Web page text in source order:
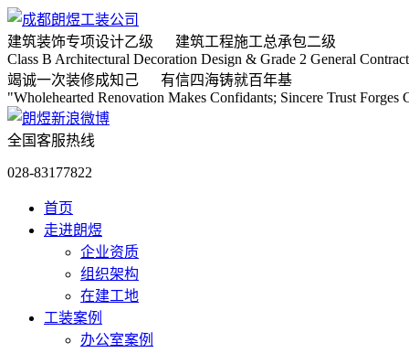
建筑装饰专项设计乙级 建筑工程施工总承包二级
Class B Architectural Decoration Design & Grade 2 General
竭诚一次装修成知己 有信四海铸就百年基
"Wholehearted Renovation Makes Confidants; Sincere Trust Forges
全国客服热线
028-83177822
首页
走进朗煜
企业资质
组织架构
在建工地
工装案例
办公室案例